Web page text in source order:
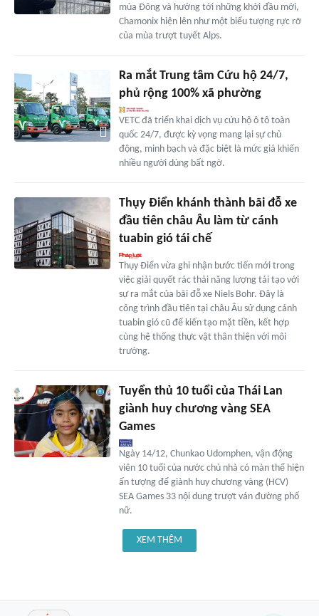
mùa Đông và hướng tới những khởi đầu mới,
Chamonix hiện lên như một biểu tượng rực rỡ
của mùa trượt tuyết Alps.
Ra mắt Trung tâm Cứu hộ 24/7,
phủ rộng 100% xã phường
VETC đã triển khai dịch vụ cứu hộ ô tô toàn
quốc 24/7, được kỳ vọng mang lại sự chủ
động, minh bạch và đặc biệt là mức giá khiến
nhiều người dùng bất ngờ.
Thụy Điển khánh thành bãi đỗ xe
đầu tiên châu Âu làm từ cánh
tuabin gió tái chế
Thụy Điển vừa ghi nhận bước tiến mới trong
việc giải quyết rác thải năng lượng tái tạo với
sự ra mắt của bãi đỗ xe Niels Bohr. Đây là
công trình đầu tiên tại châu Âu sử dụng cánh
tuabin gió cũ để kiến tạo mặt tiền, kết hợp
cùng hệ thống thực vật thân thiện với môi
trường.
Tuyển thủ 10 tuổi của Thái Lan
giành huy chương vàng SEA
Games
Ngày 14/12, Chunkao Udomphen, vận động
viên 10 tuổi của nước chủ nhà có màn thể hiện
ấn tượng để giành huy chương vàng (HCV)
SEA Games 33 nội dung trượt ván đường phố
nữ.
XEM THÊM